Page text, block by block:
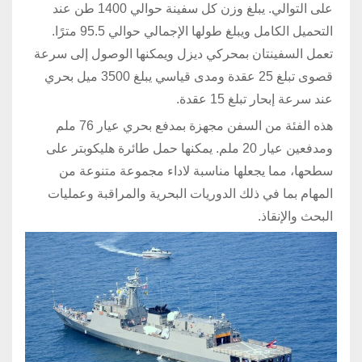
على التوالي. يبلغ وزن كل سفينة حوالي 1400 طن عند
التحميل الكامل ويبلغ طولها الإجمالي حوالي 95.5 مترًا.
تعمل السفينتان بمحركي ديزل ويمكنها الوصول إلى سرعة
قصوى تبلغ 25 عقدة ومدى قياسي يبلغ 3500 ميل بحري
عند سرعة إبحار تبلغ 15 عقدة.
هذه الفئة من السفن مجهزة بمدفع بحري عيار 76 ملم
ومدفعين عيار 20 ملم. يمكنها حمل طائرة هليكوبتر على
سطحها، مما يجعلها مناسبة لاداء مجموعة متنوعة من
المهام بما في ذلك الدوريات البحرية والمراقبة وعمليات
البحث والإنقاذ.